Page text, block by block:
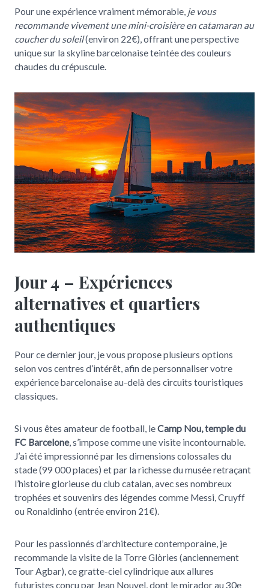
Pour une expérience vraiment mémorable, je vous
recommande vivement une mini-croisière en catamaran au
coucher du soleil(environ 22€), offrant une perspective
unique sur la skyline barcelonaise teintée des couleurs
chaudes du crépuscule.
Jour 4 – Expériences
alternatives et quartiers
authentiques
Pour ce dernier jour, je vous propose plusieurs options
selon vos centres d’intérêt, afin de personnaliser votre
expérience barcelonaise au-delà des circuits touristiques
classiques.
Si vous êtes amateur de football, leCamp Nou, temple du
FC Barcelone, s’impose comme une visite incontournable.
J’ai été impressionné par les dimensions colossales du
stade (99 000 places) et par la richesse du musée retraçant
l’histoire glorieuse du club catalan, avec ses nombreux
trophées et souvenirs des légendes comme Messi, Cruyff
ou Ronaldinho (entrée environ 21€).
Pour les passionnés d’architecture contemporaine, je
recommande la visite de la Torre Glòries (anciennement
Tour Agbar), ce gratte-ciel cylindrique aux allures
futuristes conçu par Jean Nouvel, dont le mirador au 30e